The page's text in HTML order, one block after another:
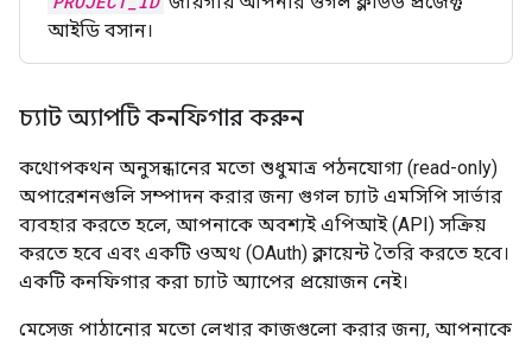
আইডি বসান।
চ্যাট অ্যাপটি কনফিগার করুন
কথোপকথন অনুসন্ধানের মতো শুধুমাত্র পঠনযোগ্য (read-only)
অপারেশনগুলি সম্পাদন করার জন্য গুগল চ্যাট এমসিপি সার্ভার
ব্যবহার করতে হলে, আপনাকে অবশ্যই এপিআই (API) সক্রিয়
করতে হবে এবং একটি ওঅথ (OAuth) ক্লায়েন্ট তৈরি করতে হবে।
একটি কনফিগার করা চ্যাট অ্যাপের প্রয়োজন নেই।
মেসেজ পাঠানোর মতো লেখার কাজগুলো করার জন্য, আপনাকে